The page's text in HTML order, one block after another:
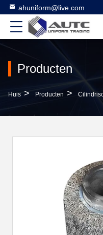
ahuniform@live.com
Producten
Huis > Producten >